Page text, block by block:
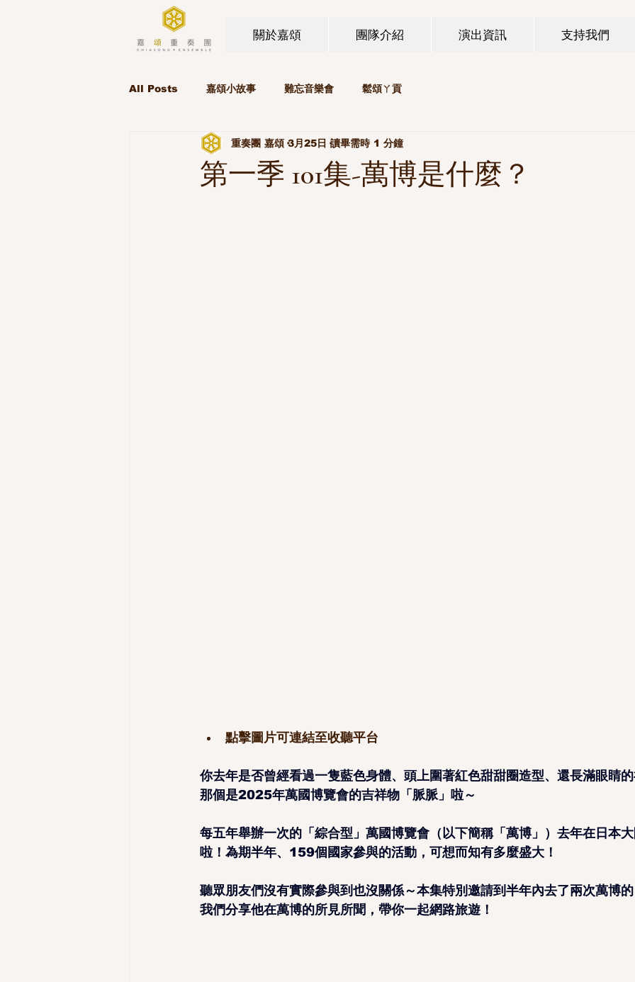
關於嘉頌 團隊介紹 演出資訊 支持我們
All Posts 嘉頌小故事 難忘音樂會 鬆頌ㄚ貢
第一季 101集-萬博是什麼？
重奏團 嘉頌 3月25日 讀畢需時 1 分鐘
點擊圖片可連結至收聽平台
你去年是否曾經看過一隻藍色身體、頭上圍著紅色甜甜圈造型、還長滿眼睛
那個是2025年萬國博覽會的吉祥物「脈脈」啦～
每五年舉辦一次的「綜合型」萬國博覽會（以下簡稱「萬博」）去年在日本
啦！為期半年、159個國家參與的活動，可想而知有多麼盛大！
聽眾朋友們沒有實際參與到也沒關係～本集特別邀請到半年內去了兩次萬博
我們分享他在萬博的所見所聞，帶你一起網路旅遊！